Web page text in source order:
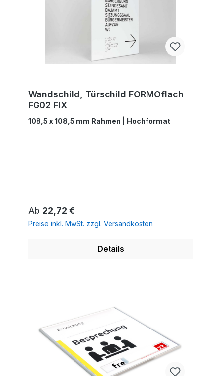
Wandschild, Türschild FORMOflach
FG02 FIX
108,5 x 108,5 mm Rahmen Hochformat
Regulärer Preis:
Ab 22,72 €
Preise inkl. MwSt. zzgl. Versandkosten
Details